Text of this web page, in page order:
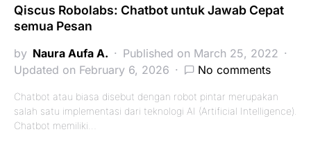
Qiscus Robolabs: Chatbot untuk Jawab Cepat
semua Pesan
by Naura Aufa A.
Published on March 25, 2022
Updated on February 6, 2026
No comments
Chatbot atau biasa disebut dengan robot pintar merupakan
salah satu implementasi dari teknologi AI (Artificial Intelligence).
Chatbot memiliki…